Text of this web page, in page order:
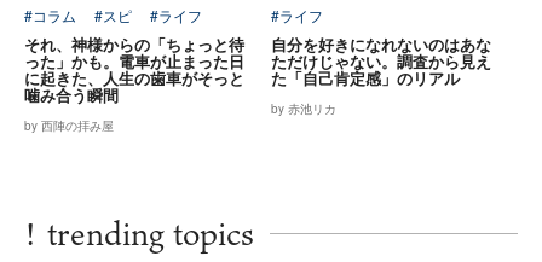
#コラム #スピ #ライフ
それ、神様からの「ちょっと待
った」かも。電車が止まった日
に起きた、人生の歯車がそっと
噛み合う瞬間
by 西陣の拝み屋
#ライフ
自分を好きになれないのはあな
ただけじゃない。調査から見え
た「自己肯定感」のリアル
by 赤池リカ
! trending topics